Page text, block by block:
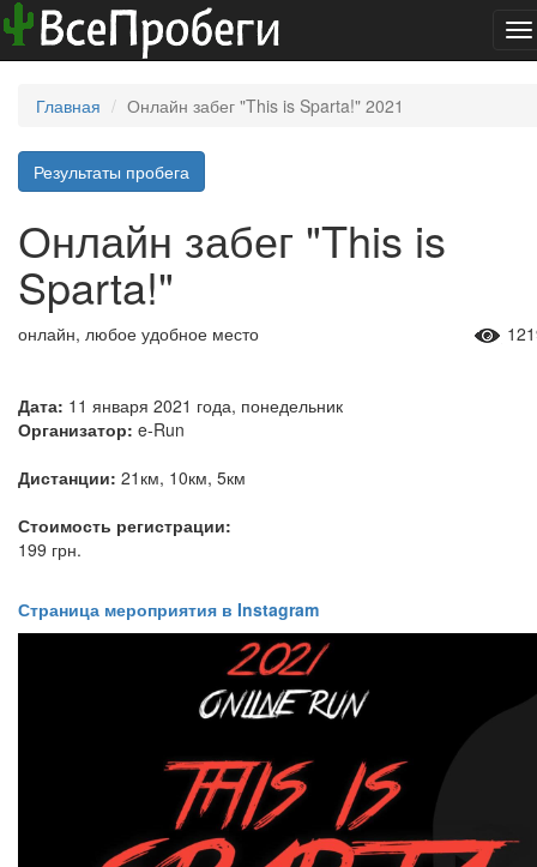
Главная Онлайн забег "This is Sparta!" 2021
Результаты пробега
Онлайн забег "This is
Sparta!"
онлайн, любое удобное место
Дата: 11 января 2021 года, понедельник
Организатор: e-Run
Дистанции: 21км, 10км, 5км
Стоимость регистрации:
199 грн.
Страница мероприятия в Instagram